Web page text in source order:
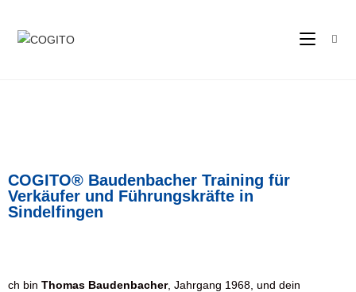
COGITO® Baudenbacher Training für
Verkäufer und Führungskräfte in
Sindelfingen
ch bin Thomas Baudenbacher, Jahrgang 1968, und dein